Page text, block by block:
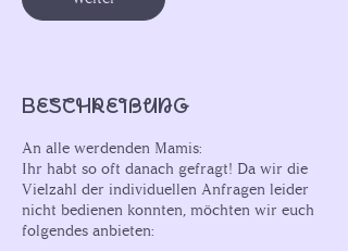
e
t
.
Beschreibung
An alle werdenden Mamis:
Ihr habt so oft danach gefragt! Da wir die
Vielzahl der individuellen Anfragen leider
nicht bedienen konnten, möchten wir euch
folgendes anbieten: